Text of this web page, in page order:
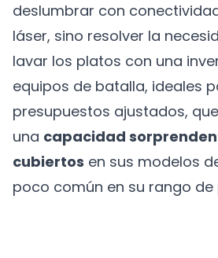
deslumbrar con
láser, sino resolver la
lavar los platos con una
equipos de batalla, ideales
presupuestos ajustados,
una capacidad
cubiertos en sus modelos
poco común en su rango de